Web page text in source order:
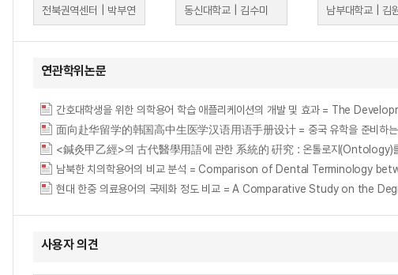
전북권역센터 | 박부연
동신대학교 | 김수미
남부대학교 | 김
연관학위논문
간호대학생을 위한 의학용어 학습 애플리케이션의 개발 및 효과 = The
面向赴华留学的韩国高中生医学汉语用语手册设计 = 중국 유학을 준비하는
<鍼灸甲乙經>의 古代醫學用語에 관한 系統的 硏究 : 온톨로지
남북한 치의학용어의 비교 분석 = Comparison of Dental Terminology
현대 한중 의료용어의 국제화 정도 비교 = A Comparative Study on
사용자 의견